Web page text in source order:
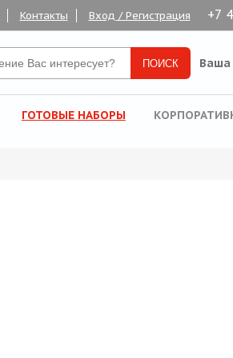
Контакты Вход / Регистрация +7
Ваша
ГОТОВЫЕ НАБОРЫ